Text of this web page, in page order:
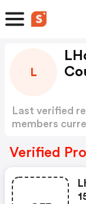
L
Last verified
members
Verified